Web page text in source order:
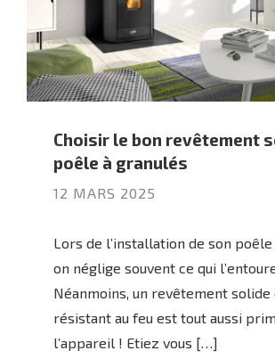
Choisir le bon revêtement
poêle à granulés
12 MARS 2025
Lors de l’installation de son
on néglige souvent ce qui
Néanmoins, un revêtement solide
résistant au feu est tout aussi
l’appareil ! Etiez vous […]